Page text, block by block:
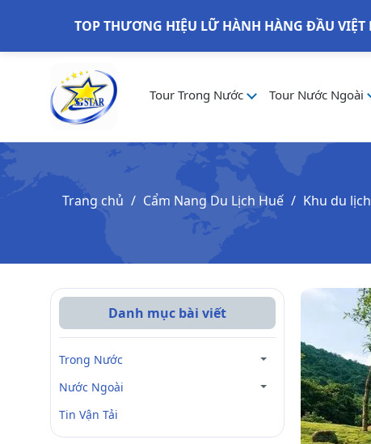
TOP THƯƠNG HIỆU LỮ HÀNH HÀNG ĐẦU VIỆT
Tour Trong Nước Tour Nước Ngoài
Trang chủ Cẩm Nang Du Lịch Huế Khu du
Danh mục bài viết
Trong Nước
Nước Ngoài
Tin Vận Tải